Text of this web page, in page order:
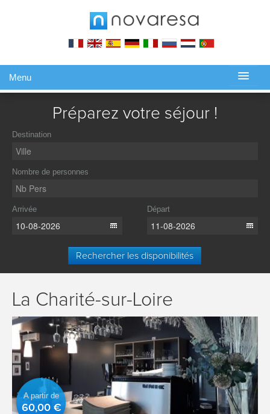
Menu
Préparez votre séjour !
Destination
Nombre de personnes
Arrivée Départ
Rechercher les disponibilités
La Charité-sur-Loire
A partir de
60,00 €